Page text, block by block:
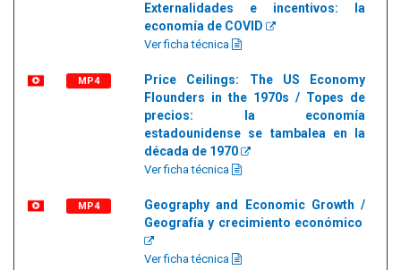
Externalidades e incentivos: la
economía de COVID
Ver ficha técnica
MP4
Price Ceilings: The US Economy
Flounders in the 1970s / Topes de
precios: la economía
estadounidense se tambalea en la
década de 1970
Ver ficha técnica
MP4
Geography and Economic Growth /
Geografía y crecimiento económico
Ver ficha técnica